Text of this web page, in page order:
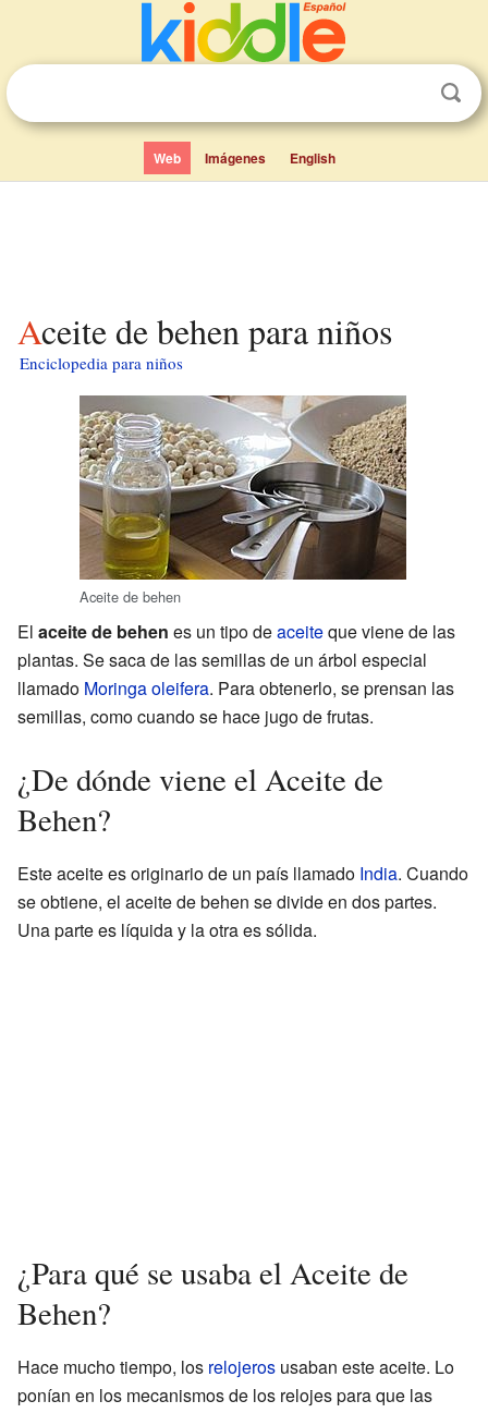
Web Imágenes English
Aceite de behen para niños
Enciclopedia para niños
Aceite de behen
El aceite de behen es un tipo deaceiteque viene de las
plantas. Se saca de las semillas de un árbol especial
llamado Moringa oleifera. Para obtenerlo, se prensan las
semillas, como cuando se hace jugo de frutas.
¿De dónde viene el Aceite de
Behen?
Este aceite es originario de un país llamado India. Cuando
se obtiene, el aceite de behen se divide en dos partes.
Una parte es líquida y la otra es sólida.
¿Para qué se usaba el Aceite de
Behen?
Hace mucho tiempo, los relojeros usaban este aceite. Lo
ponían en los mecanismos de los relojes para que las